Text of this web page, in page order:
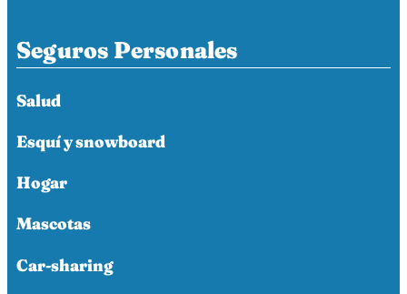
Seguros Personales
Salud
Esquí y snowboard
Hogar
Mascotas
Car-sharing